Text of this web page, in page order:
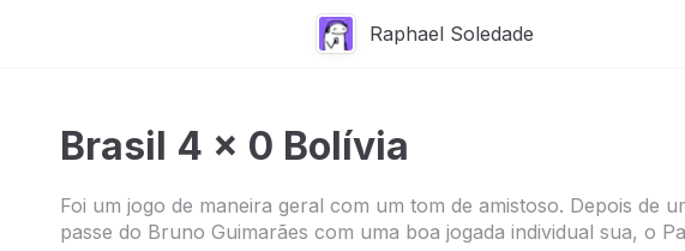
Raphael Soledade
Brasil 4 x 0 Bolívia
Foi um jogo de maneira geral com um tom de amistoso. Depois de
passe do Bruno Guimarães com uma boa jogada individual sua, o